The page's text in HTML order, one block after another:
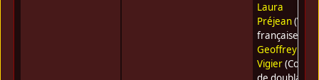
Laura
Préjean(Voix
française) •
Geoffrey
Vigier